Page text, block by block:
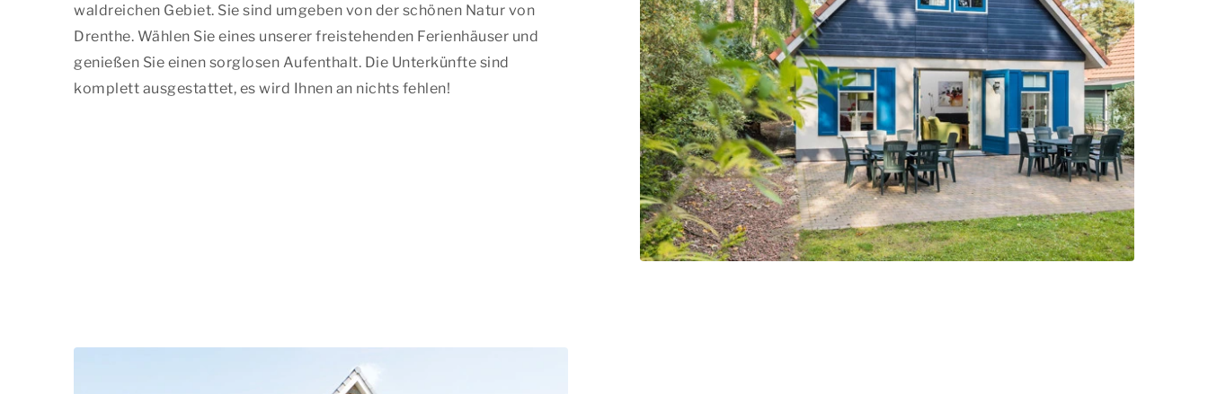
waldreichen Gebiet. Sie sind umgeben von der schönen Natur von
Drenthe. Wählen Sie eines unserer freistehenden Ferienhäuser und
genießen Sie einen sorglosen Aufenthalt. Die Unterkünfte sind
komplett ausgestattet, es wird Ihnen an nichts fehlen!